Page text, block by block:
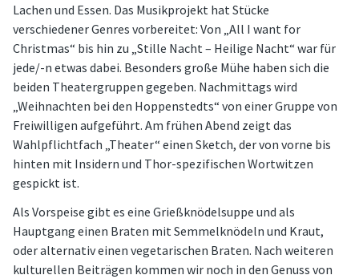
Lachen und Essen. Das Musikprojekt hat Stücke
verschiedener Genres vorbereitet: Von „All I want for
Christmas“ bis hin zu „Stille Nacht – Heilige Nacht“ war für
jede/-n etwas dabei. Besonders große Mühe haben sich die
beiden Theatergruppen gegeben. Nachmittags wird
„Weihnachten bei den Hoppenstedts“ von einer Gruppe von
Freiwilligen aufgeführt. Am frühen Abend zeigt das
Wahlpflichtfach „Theater“ einen Sketch, der von vorne bis
hinten mit Insidern und Thor-spezifischen Wortwitzen
gespickt ist.
Als Vorspeise gibt es eine Grießknödelsuppe und als
Hauptgang einen Braten mit Semmelknödeln und Kraut,
oder alternativ einen vegetarischen Braten. Nach weiteren
kulturellen Beiträgen kommen wir noch in den Genuss von